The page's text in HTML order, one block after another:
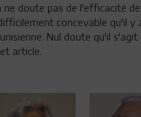
ne doute pas de l'efficacité
concevable qu'il y
Nul doute qu'il
article.